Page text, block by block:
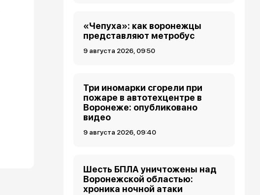
«Чепуха»: как воронежцы
представляют метробус
9 августа 2026, 09:50
Три иномарки сгорели при
пожаре в автотехцентре в
Воронеже: опубликовано
видео
9 августа 2026, 09:40
Шесть БПЛА уничтожены над
Воронежской областью:
хроника ночной атаки